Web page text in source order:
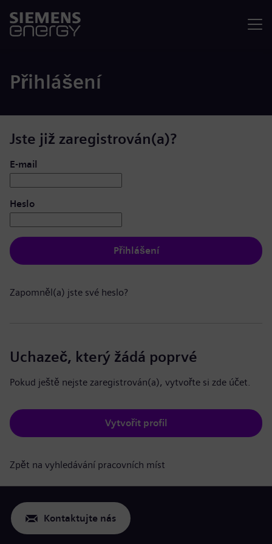
Přihlášení
Jste již zaregistrován(a)?
Přihlášení: uživatel a heslo
E-mail
Heslo
Přihlášení
Zapomněl(a) jste své heslo?
Uchazeč, který žádá poprvé
Pokud ještě nejste zaregistrován(a), vytvořte si zde účet.
Vytvořit profil
Zpět na vyhledávání pracovních míst
Kontaktujte nás